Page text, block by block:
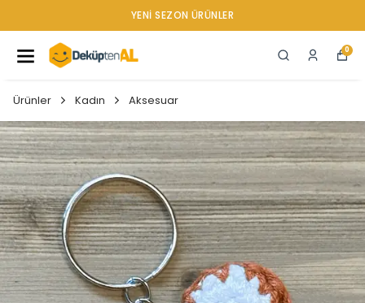
YENI SEZON ÜRÜNLER
0
Ürünler Kadın Aksesuar